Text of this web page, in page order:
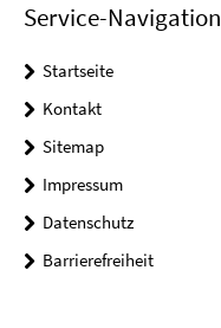
Service-Navigation
Startseite
Kontakt
Sitemap
Impressum
Datenschutz
Barrierefreiheit